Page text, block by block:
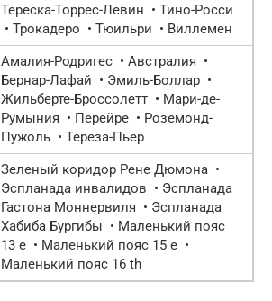
Тереска-Торрес-Левин • Тино-Росси
• Трокадеро • Тюильри • Виллемен
Амалия-Родригес • Австралия •
Бернар-Лафай • Эмиль-Боллар •
Жильберте-Броссолетт • Мари-де-
Румыния • Перейре • Роземонд-
Пужоль • Тереза-Пьер
Зеленый коридор Рене Дюмона •
Эспланада инвалидов • Эспланада
Гастона Моннервиля • Эспланада
Хабиба Бургибы • Маленький пояс
13 e • Маленький пояс 15 e •
Маленький пояс 16 th